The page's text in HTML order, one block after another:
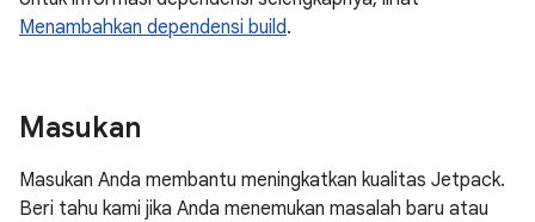
Menambahkan dependensi build.
Masukan
Masukan Anda membantu meningkatkan kualitas Jetpack.
Beri tahu kami jika Anda menemukan masalah baru atau